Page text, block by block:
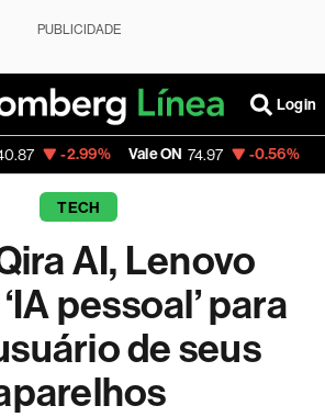
PUBLICIDADE
Login
Vale ON 74.97 -0.56% Itaú PN 40.75
TECH
AI, Lenovo
pessoal’ para
de seus